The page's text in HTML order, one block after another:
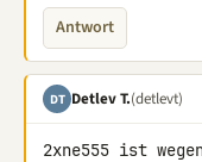
Antwort
DT Detlev T.(detlevt)
2xne555 ist